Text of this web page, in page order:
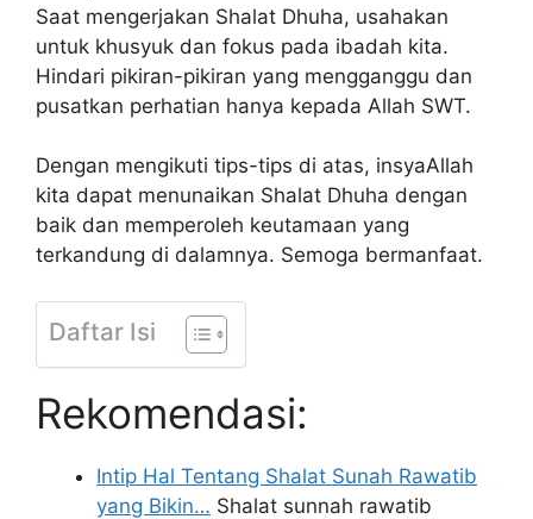
Saat mengerjakan Shalat Dhuha, usahakan
untuk khusyuk dan fokus pada ibadah kita.
Hindari pikiran-pikiran yang mengganggu dan
pusatkan perhatian hanya kepada Allah SWT.
Dengan mengikuti tips-tips di atas, insyaAllah
kita dapat menunaikan Shalat Dhuha dengan
baik dan memperoleh keutamaan yang
terkandung di dalamnya. Semoga bermanfaat.
Daftar Isi
Rekomendasi:
Intip Hal Tentang Shalat Sunah Rawatib
yang Bikin… Shalat sunnah rawatib